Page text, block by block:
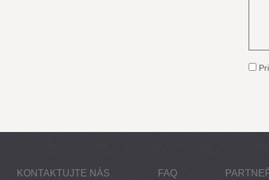
KONTAKTUJTE NÁS FAQ